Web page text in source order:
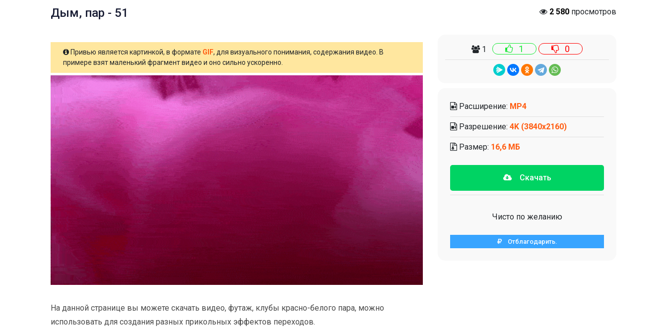
Дым, пар - 51 2 580 просмотров
Привью является картинкой, в формате GIF, для визуального понимания, содержания видео. В
примере взят маленький фрагмент видео и оно сильно ускоренно.
На данной странице вы можете скачать видео, футаж, клубы красно-белого пара, можно
использовать для создания разных прикольных эффектов переходов.
1 1 0
Расширение: MP4
Разрешение: 4K (3840x2160)
Размер: 16,6 МБ
Скачать
Чисто по желанию
Отблагодарить.